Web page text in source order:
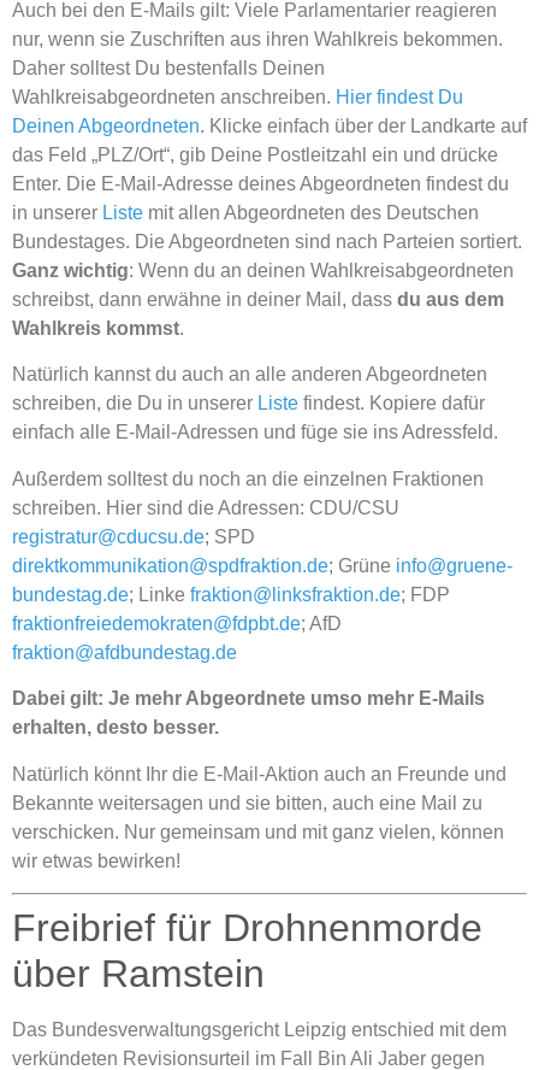
Auch bei den E-Mails gilt: Viele Parlamentarier reagieren
nur, wenn sie Zuschriften aus ihren Wahlkreis bekommen.
Daher solltest Du bestenfalls Deinen
Wahlkreisabgeordneten anschreiben. Hier findest Du
Deinen Abgeordneten. Klicke einfach über der Landkarte auf
das Feld „PLZ/Ort“, gib Deine Postleitzahl ein und drücke
Enter. Die E-Mail-Adresse deines Abgeordneten findest du
in unserer Liste mit allen Abgeordneten des Deutschen
Bundestages. Die Abgeordneten sind nach Parteien sortiert.
Ganz wichtig: Wenn du an deinen Wahlkreisabgeordneten
schreibst, dann erwähne in deiner Mail, dass du aus dem
Wahlkreis kommst.
Natürlich kannst du auch an alle anderen Abgeordneten
schreiben, die Du in unserer Liste findest. Kopiere dafür
einfach alle E-Mail-Adressen und füge sie ins Adressfeld.
Außerdem solltest du noch an die einzelnen Fraktionen
schreiben. Hier sind die Adressen: CDU/CSU
registratur@cducsu.de; SPD
direktkommunikation@spdfraktion.de; Grüne info@gruene-
bundestag.de; Linke fraktion@linksfraktion.de; FDP
fraktionfreiedemokraten@fdpbt.de; AfD
fraktion@afdbundestag.de
Dabei gilt: Je mehr Abgeordnete umso mehr E-Mails
erhalten, desto besser.
Natürlich könnt Ihr die E-Mail-Aktion auch an Freunde und
Bekannte weitersagen und sie bitten, auch eine Mail zu
verschicken. Nur gemeinsam und mit ganz vielen, können
wir etwas bewirken!
Freibrief für Drohnenmorde
über Ramstein
Das Bundesverwaltungsgericht Leipzig entschied mit dem
verkündeten Revisionsurteil im Fall Bin Ali Jaber gegen